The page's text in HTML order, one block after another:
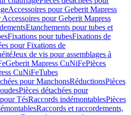
Accessoires pour Geberit Mapress
Accessoires pour Geberit Mapress
Etanchements pour tubes et
Fixations pour tubesFixations de
pour Fixations de
Jeux de vis pour assemblages à
Geberit Mapress CuNiFePièces
CuNiFeTubes
pour ManchonsRéductionsPièces
Pièces détachées pour
TésRaccords indémontablesPièces
Raccords et raccordements,